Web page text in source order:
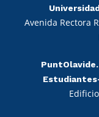
Avenida Rectora